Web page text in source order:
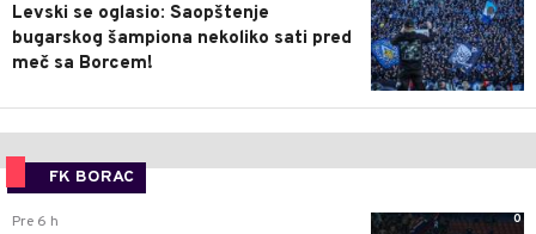
Levski se oglasio: Saopštenje
bugarskog šampiona nekoliko sati pred
meč sa Borcem!
FK BORAC
0
Pre 6 h